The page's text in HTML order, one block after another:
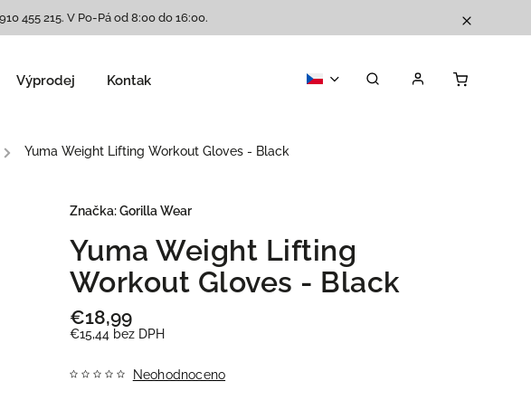
455 215. V Po-Pá od 8:00 do 16:00.
Výprodej Kontakty
/ Yuma Weight Lifting Workout Gloves - Black
Yuma Weight Lifting
Workout Gloves - Black
€18,99
€15,44 bez DPH
Neohodnoceno
Značka:Gorilla Wear